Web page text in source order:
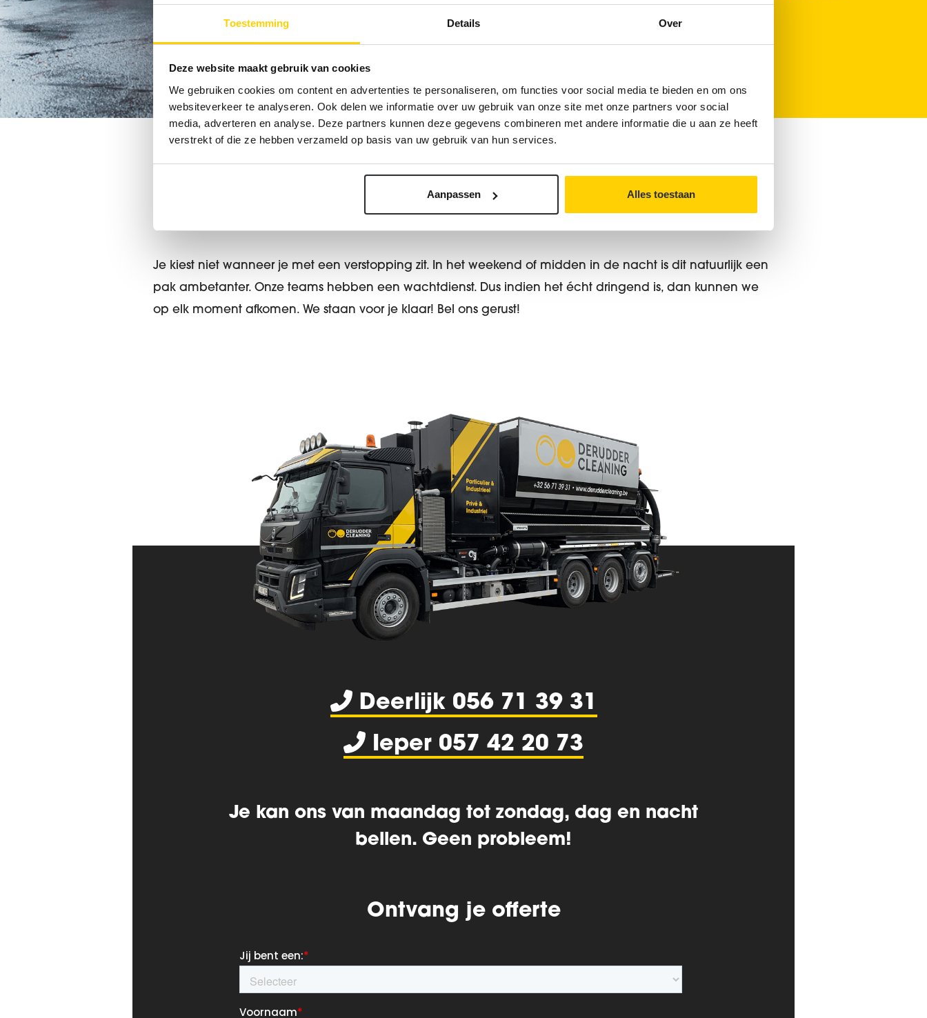
Toestemming Details Over
Deze website maakt gebruik van cookies
We gebruiken cookies om content en advertenties te personaliseren, om functies voor social media te bieden en om ons
websiteverkeer te analyseren. Ook delen we informatie over uw gebruik van onze site met onze partners voor social
media, adverteren en analyse. Deze partners kunnen deze gegevens combineren met andere informatie die u aan ze heeft
verstrekt of die ze hebben verzameld op basis van uw gebruik van hun services.
Aanpassen Alles toestaan
Dringende tussenkomst
Je kiest niet wanneer je met een verstopping zit. In het weekend of midden in de nacht is dit natuurlijk een
pak ambetanter. Onze teams hebben een wachtdienst. Dus indien het écht dringend is, dan kunnen we
op elk moment afkomen. We staan voor je klaar! Bel ons gerust!
Deerlijk 056 71 39 31
Ieper 057 42 20 73
Je kan ons van maandag tot zondag, dag en nacht
bellen. Geen probleem!
Ontvang je offerte